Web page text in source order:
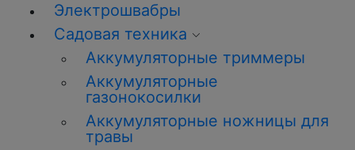
Электрошвабры
Садовая техника
Аккумуляторные триммеры
Аккумуляторные
газонокосилки
Аккумуляторные ножницы для
травы